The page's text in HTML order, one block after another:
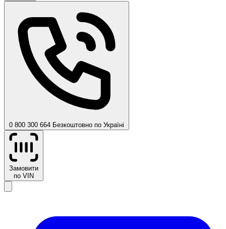
0 800 300 664 Безкоштовно по Україні
Замовити
по VIN